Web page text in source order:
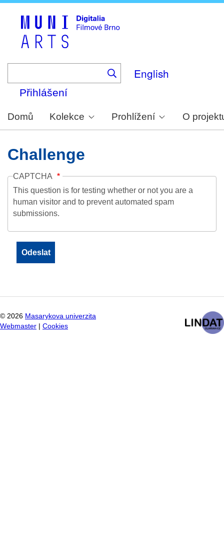
English
Přihlášení
Domů Kolekce Prohlížení O
Challenge
CAPTCHA
This question is for testing whether or not you are a
human visitor and to prevent automated spam
submissions.
© 2026 Masarykova univerzita
Webmaster
Cookies